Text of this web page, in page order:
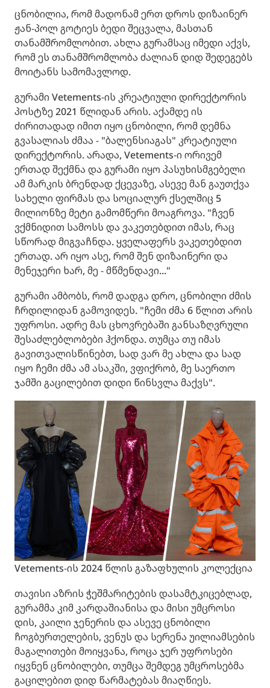
ცნობილია, რომ მადონამ ერთ დროს დიზაინერ
ჟან-პოლ გოტიეს ბედი შეცვალა, მასთან
თანამშრომლობით. ახლა გურამსაც იმედი აქვს,
რომ ეს თანამშრომლობა ძალიან დიდ შედეგებს
მოიტანს სამომავლოდ.
გურამი Vetements-ის კრეატიული დირექტორის
პოსტზე 2021 წლიდან არის. აქამდე ის
ძირითადად იმით იყო ცნობილი, რომ დემნა
გვასალიას ძმაა - "ბალენსიაგას" კრეატიული
დირექტორის. არადა, Vetements-ი ორივემ
ერთად შექმნა და გურამი იყო პასუხისმგებელი
ამ მარკის ბრენდად ქცევაზე, ასევე მან გაუთქვა
სახელი ფირმას და სოციალურ ქსელშიც 5
მილიონზე მეტი გამომწერი მოაგროვა. "ჩვენ
ვქმნიდით სამოსს და ვაკეთებდით იმას, რაც
სწორად მიგვაჩნდა. ყველაფერს ვაკეთებდით
ერთად. არ იყო ასე, რომ შენ დიზაინერი და
მენეჯერი ხარ, მე - მწმენდავი..."
გურამი ამბობს, რომ დადგა დრო, ცნობილი ძმის
ჩრდილიდან გამოვიდეს. "ჩემი ძმა 6 წლით არის
უფროსი. ადრე მას ცხოვრებაში განსაზღვრული
შესაძლებლობები ჰქონდა. თუმცა თუ იმას
გავითვალისწინებთ, სად ვარ მე ახლა და სად
იყო ჩემი ძმა ამ ასაკში, ვფიქრობ, მე საერთო
ჯამში გაცილებით დიდი წინსვლა მაქვს".
Vetements-ის 2024 წლის გაზაფხულის კოლექცია
თავისი აზრის ჭეშმარიტების დასამტკიცებლად,
გურამმა კიმ კარდაშიანისა და მისი უმცროსი
დის, კაილი ჯენერის და ასევე ცნობილი
ჩოგბურთელების, ვენუს და სერენა უილიამსების
მაგალითები მოიყვანა, როცა ჯერ უფროსები
იყვნენ ცნობილები, თუმცა შემდეგ უმცროსებმა
გაცილებით დიდ წარმატებას მიაღწიეს.